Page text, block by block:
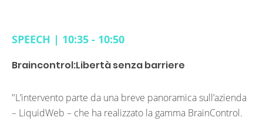
SPEECH | 10:35 - 10:50
Braincontrol:Libertà senza barriere
"L’intervento parte da una breve panoramica sull’azienda
– LiquidWeb – che ha realizzato la gamma BrainControl.